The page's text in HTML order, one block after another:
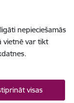
nepieciešamās
vietnē var tikt
visas